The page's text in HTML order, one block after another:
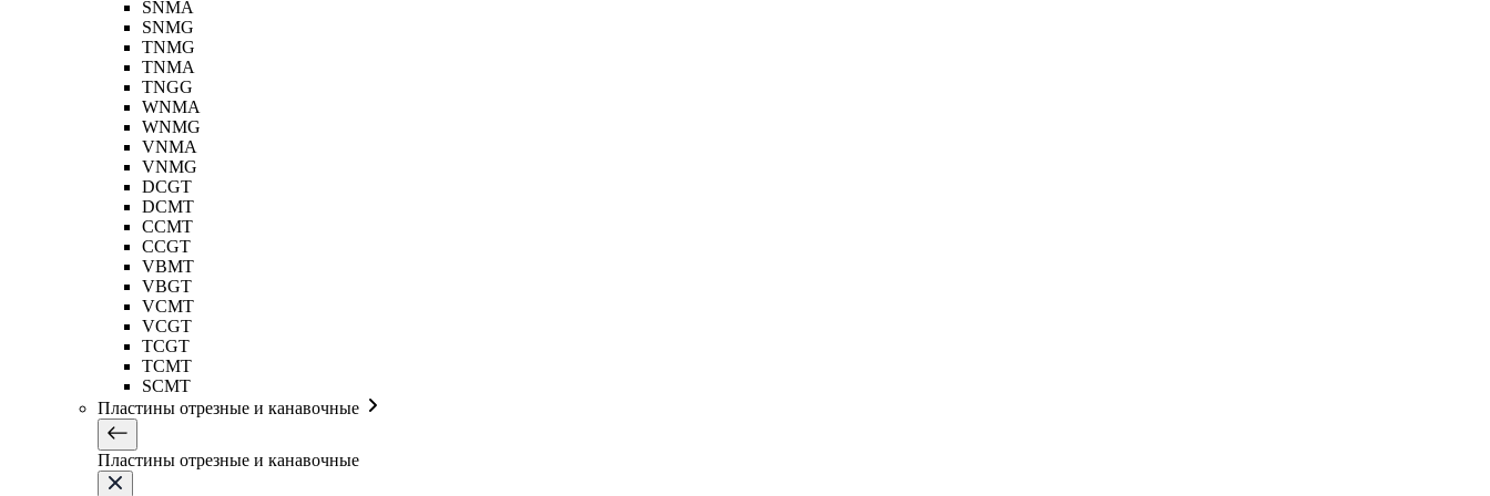
SNMA
SNMG
TNMG
TNMA
TNGG
WNMA
WNMG
VNMA
VNMG
DCGT
DCMT
CCMT
CCGT
VBMT
VBGT
VCMT
VCGT
TCGT
TCMT
SCMT
Пластины отрезные и канавочные
Пластины отрезные и канавочные